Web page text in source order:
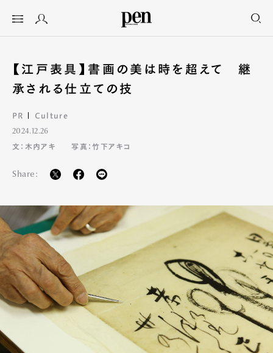
【江戸表具】書画の美は時を超えて 継
承される仕立ての技
PR Culture
2024.12.26
文：木内アキ
写真：竹下アキコ
Share: